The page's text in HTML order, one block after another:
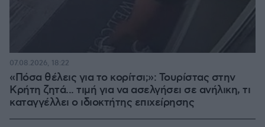
«Πόσα θέλεις για το κορίτσι;»: Τουρίστας στην
Κρήτη ζητά... τιμή για να ασελγήσει σε ανήλικη, τι
καταγγέλλει ο ιδιοκτήτης επιχείρησης
07.08.2026, 18:22